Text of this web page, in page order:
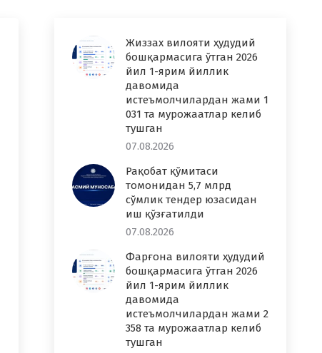
Жиззах вилояти ҳудудий
бошқармасига ўтган 2026
йил 1-ярим йиллик
давомида
истеъмолчилардан жами 1
031 та мурожаатлар келиб
тушган
07.08.2026
Рақобат қўмитаси
томонидан 5,7 млрд
сўмлик тендер юзасидан
иш қўзғатилди
07.08.2026
Фарғона вилояти ҳудудий
бошқармасига ўтган 2026
йил 1-ярим йиллик
давомида
истеъмолчилардан жами 2
358 та мурожаатлар келиб
тушган